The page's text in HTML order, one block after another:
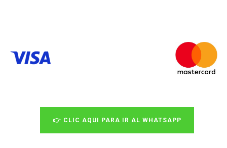
👉 CLIC AQUI PARA IR AL WHATSAPP